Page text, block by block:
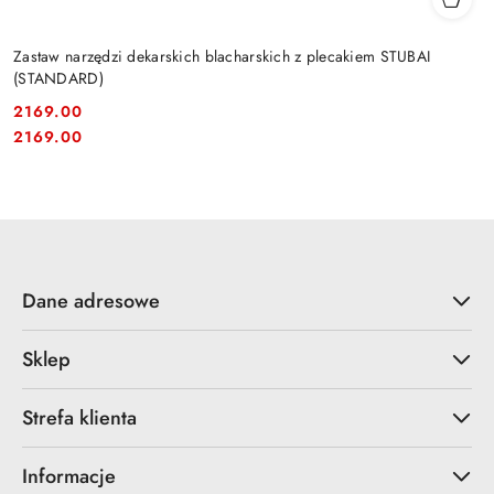
Zastaw narzędzi dekarskich blacharskich z plecakiem STUBAI
(STANDARD)
Cena:
2169.00
Cena:
2169.00
Dane adresowe
Sklep
Strefa klienta
Informacje